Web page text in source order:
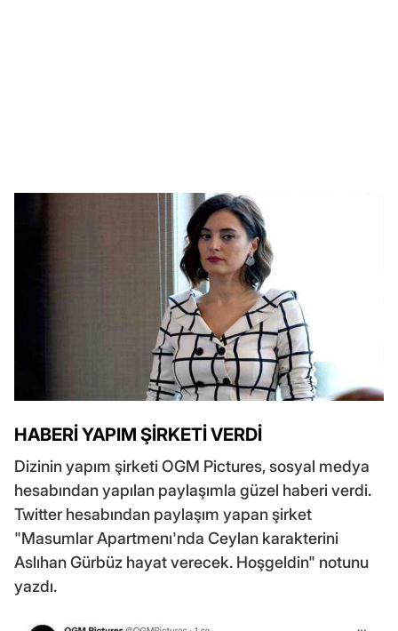
HABERİ YAPIM ŞİRKETİ VERDİ
Dizinin yapım şirketi OGM Pictures, sosyal medya
hesabından yapılan paylaşımla güzel haberi verdi.
Twitter hesabından paylaşım yapan şirket
"Masumlar Apartmenı'nda Ceylan karakterini
Aslıhan Gürbüz hayat verecek. Hoşgeldin" notunu
yazdı.